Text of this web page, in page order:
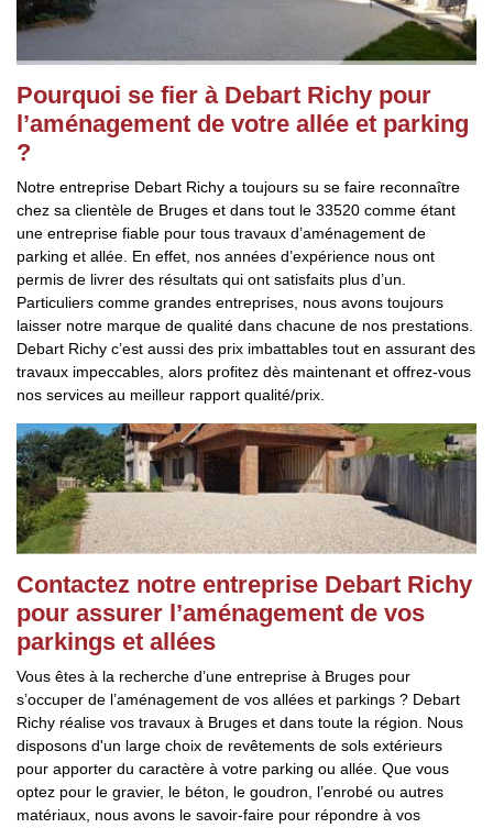
Pourquoi se fier à Debart Richy pour
l’aménagement de votre allée et parking
?
Notre entreprise Debart Richy a toujours su se faire reconnaître
chez sa clientèle de Bruges et dans tout le 33520 comme étant
une entreprise fiable pour tous travaux d’aménagement de
parking et allée. En effet, nos années d’expérience nous ont
permis de livrer des résultats qui ont satisfaits plus d’un.
Particuliers comme grandes entreprises, nous avons toujours
laisser notre marque de qualité dans chacune de nos prestations.
Debart Richy c’est aussi des prix imbattables tout en assurant des
travaux impeccables, alors profitez dès maintenant et offrez-vous
nos services au meilleur rapport qualité/prix.
Contactez notre entreprise Debart Richy
pour assurer l’aménagement de vos
parkings et allées
Vous êtes à la recherche d’une entreprise à Bruges pour
s’occuper de l’aménagement de vos allées et parkings ? Debart
Richy réalise vos travaux à Bruges et dans toute la région. Nous
disposons d'un large choix de revêtements de sols extérieurs
pour apporter du caractère à votre parking ou allée. Que vous
optez pour le gravier, le béton, le goudron, l’enrobé ou autres
matériaux, nous avons le savoir-faire pour répondre à vos